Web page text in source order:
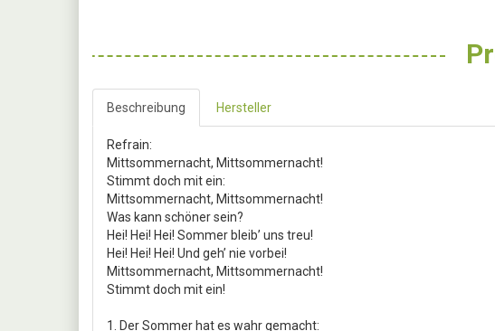
Beschreibung Hersteller
Refrain:
Mittsommernacht, Mittsommernacht!
Stimmt doch mit ein:
Mittsommernacht, Mittsommernacht!
Was kann schöner sein?
Hei! Hei! Hei! Sommer bleib’ uns treu!
Hei! Hei! Hei! Und geh’ nie vorbei!
Mittsommernacht, Mittsommernacht!
Stimmt doch mit ein!
1. Der Sommer hat es wahr gemacht: